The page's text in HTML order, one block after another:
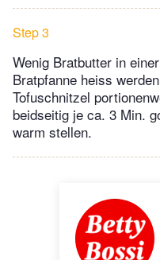
Step 3
Wenig Bratbutter in
Bratpfanne heiss
Tofuschnitzel
beidseitig je ca. 3 Min.
warm stellen.